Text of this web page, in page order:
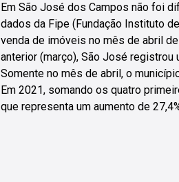
Em São José dos Campos não foi
dados da Fipe (Fundação Instituto
venda de imóveis no mês de abril
anterior (março), São José
Somente no mês de abril, o
Em 2021, somando os quatro
que representa um aumento de